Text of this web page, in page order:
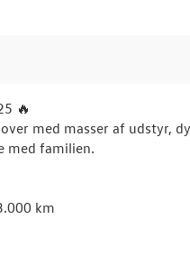
🔥
med masser af udstyr,
med familien.
km